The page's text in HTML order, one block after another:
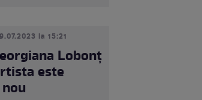
la 15:21
Lobonț
este